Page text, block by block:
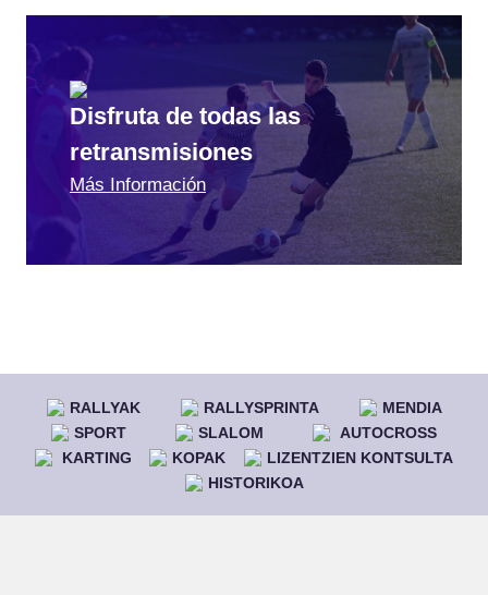
Disfruta de todas las
retransmisiones
Más Información
RALLYAK RALLYSPRINTA
MENDIA
SPORT
SLALOM
AUTOCROSS
KARTING
KOPAK
LIZENTZIEN KONTSULTA
HISTORIKOA